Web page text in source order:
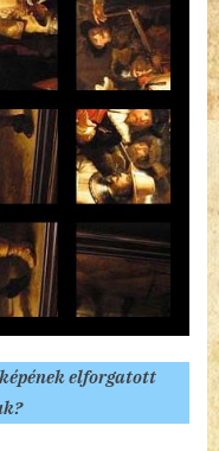
elforgatott